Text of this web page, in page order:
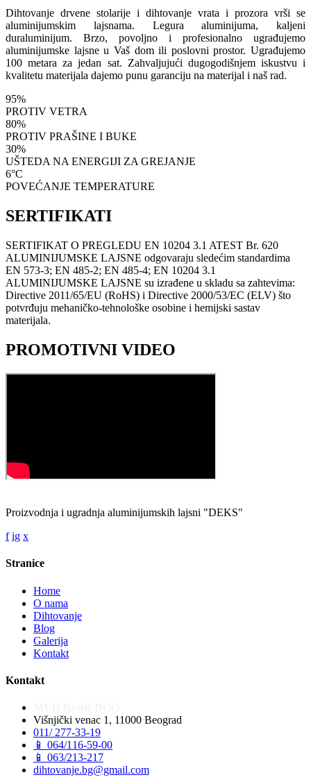
Dihtovanje drvene stolarije i dihtovanje vrata i prozora vrši se
aluminijumskim lajsnama. Legura aluminijuma, kaljeni
duraluminijum. Brzo, povoljno i profesionalno ugrađujemo
aluminijumske lajsne u Vaš dom ili poslovni prostor. Ugrađujemo
100 metara za jedan sat. Zahvaljujući dugogodišnjem iskustvu i
kvalitetu materijala dajemo punu garanciju na materijal i naš rad.
95%
PROTIV VETRA
80%
PROTIV PRAŠINE I BUKE
30%
UŠTEDA NA ENERGIJI ZA GREJANJE
6°C
POVEĆANJE TEMPERATURE
SERTIFIKATI
SERTIFIKAT O PREGLEDU EN 10204 3.1 ATEST Br. 620
ALUMINIJUMSKE LAJSNE odgovaraju sledećim standardima
EN 573-3; EN 485-2; EN 485-4; EN 10204 3.1
ALUMINIJUMSKE LAJSNE su izrađene u skladu sa zahtevima:
Directive 2011/65/EU (RoHS) i Directive 2000/53/EC (ELV) što
potvrđuju mehaničko-tehnološke osobine i hemijski sastav
materijala.
PROMOTIVNI VIDEO
Proizvodnja i ugradnja aluminijumskih lajsni "DEKS"
f ig x
Stranice
Home
O nama
Dihtovanje
Blog
Galerija
Kontakt
Kontakt
Višnjički venac 1, 11000 Beograd
011/ 277-33-19
📱 064/116-59-00
📱 063/213-217
dihtovanje.bg@gmail.com